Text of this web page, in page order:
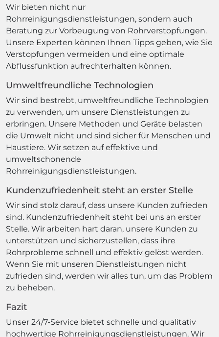
Wir bieten nicht nur
Rohrreinigungsdienstleistungen, sondern auch
Beratung zur Vorbeugung von Rohrverstopfungen.
Unsere Experten können Ihnen Tipps geben, wie Sie
Verstopfungen vermeiden und eine optimale
Abflussfunktion aufrechterhalten können.
Umweltfreundliche Technologien
Wir sind bestrebt, umweltfreundliche Technologien
zu verwenden, um unsere Dienstleistungen zu
erbringen. Unsere Methoden und Geräte belasten
die Umwelt nicht und sind sicher für Menschen und
Haustiere. Wir setzen auf effektive und
umweltschonende
Rohrreinigungsdienstleistungen.
Kundenzufriedenheit steht an erster Stelle
Wir sind stolz darauf, dass unsere Kunden zufrieden
sind. Kundenzufriedenheit steht bei uns an erster
Stelle. Wir arbeiten hart daran, unsere Kunden zu
unterstützen und sicherzustellen, dass ihre
Rohrprobleme schnell und effektiv gelöst werden.
Wenn Sie mit unseren Dienstleistungen nicht
zufrieden sind, werden wir alles tun, um das Problem
zu beheben.
Fazit
Unser 24/7-Service bietet schnelle und qualitativ
hochwertige Rohrreinigungsdienstleistungen. Wir